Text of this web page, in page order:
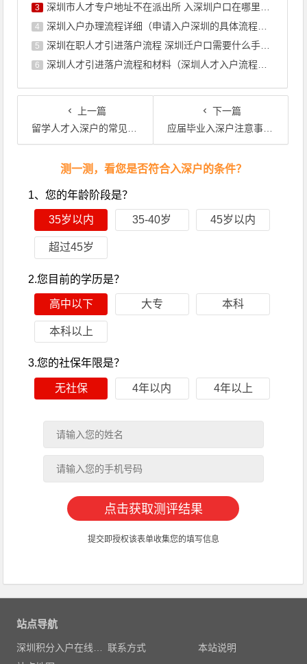
3 深圳市人才专户地址不在派出所 入深圳户口在哪里办理
4 深圳入户办理流程详细（申请入户深圳的具体流程官网入口）
5 深圳在职人才引进落户流程 深圳迁户口需要什么手续流程2022
6 深圳人才引进落户流程和材料（深圳人才入户流程个人办理步骤）
上一篇
留学人才入深户的常见问题，看看有没有你想知道的？
下一篇
应届毕业入深户注意事项！不要大意了！
测一测，看您是否符合入深户的条件？
1、您的年龄阶段是？
35岁以内 35-40岁 45岁以内
超过45岁
2.您目前的学历是？
高中以下 大专 本科
本科以上
3.您的社保年限是？
无社保 4年以内 4年以上
提交即授权该表单收集您的填写信息
站点导航
联系方式
本站说明